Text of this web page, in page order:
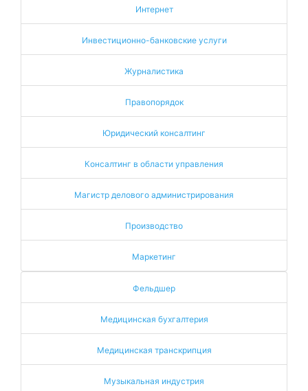
Интернет
Инвестиционно-банковские услуги
Журналистика
Правопорядок
Юридический консалтинг
Консалтинг в области управления
Магистр делового администрирования
Производство
Маркетинг
Фельдшер
Медицинская бухгалтерия
Медицинская транскрипция
Музыкальная индустрия